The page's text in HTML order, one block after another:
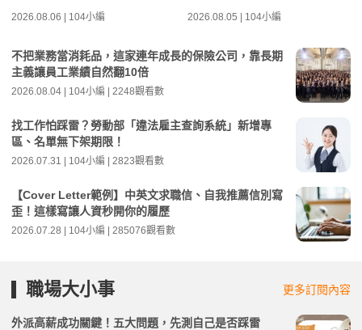
2026.08.06 | 104小編 2026.08.05 | 104小編
不把業務當消耗品，這家連年成長的保險公司，靠長期
主義讓員工業績自然翻10倍
2026.08.04 | 104小編 | 2248觀看數
找工作怕踩雷？勞動部「違法雇主查詢系統」新增專
區、名單無下架期限！
2026.07.31 | 104小編 | 2823觀看數
【Cover Letter範例】中英文求職信、自我推薦信別寫
歪！這樣寫讓人資秒開你的履歷
2026.07.28 | 104小編 | 285076觀看數
職場大小事 更多訂閱內容
外派高薪成功關鍵！五大問題，先測自己是否踩雷